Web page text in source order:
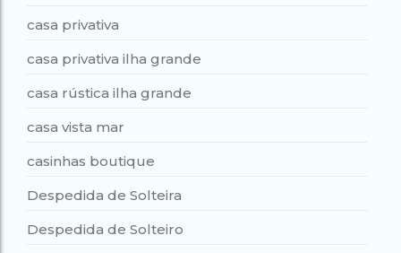
casa privativa
casa privativa ilha grande
casa rústica ilha grande
casa vista mar
casinhas boutique
Despedida de Solteira
Despedida de Solteiro